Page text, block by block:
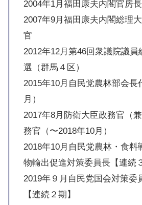
2004年1月福田康夫内閣官房
2007年9月福田康夫内閣総理
官
2012年12月第46回衆議院議員
選（群馬４区）
2015年10月自民党農林部会長
月）
2017年8月防衛大臣政務官（
務官（〜2018年10月）
2018年10月自民党農林・食料
物輸出促進対策委員長【連続
2019年９月自民党国会対策委
【連続２期】